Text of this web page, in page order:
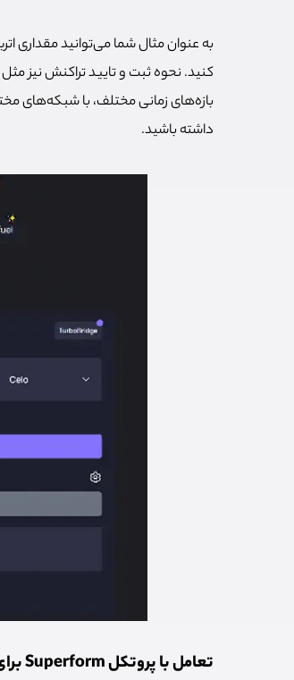
کنید. نحوه ثبت و تایید تراکنش نیز
بازه‌های زمانی مختلف، با شبکه‌های
داشته باشید.
تعامل با پروتکل Superform برای ایردراپ Hyperlane